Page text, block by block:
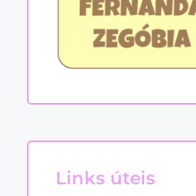
Links úteis